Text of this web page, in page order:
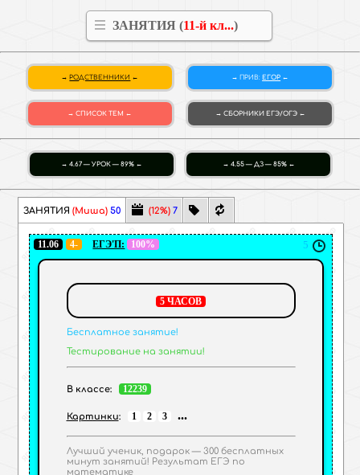
ЗАНЯТИЯ (11-й кл...)
РОДСТВЕННИКИ ПРИВ: ЕГОР
СПИСОК ТЕМ СБОРНИКИ ЕГЭ/ОГЭ
4.67 — УРОК — 89% 4.55 — ДЗ — 85%
ЗАНЯТИЯ(Миша) 50 (12%) 7
5
11.06 4- ЕГЭ'П: 100%
5 ЧАСОВ
Бесплатное занятие!
Тестирование на занятии!
В классе: 12239
Картинки: 1 2 3 ...
Лучший ученик, подарок — 300 бесплатных
минут занятий! Результат ЕГЭ по
математике